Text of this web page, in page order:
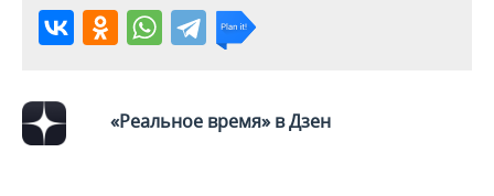
ВОДНЫЕ ВИДЫ СПОРТА
ОБРАЗОВАНИЕ
«Реальное время» в Дзен